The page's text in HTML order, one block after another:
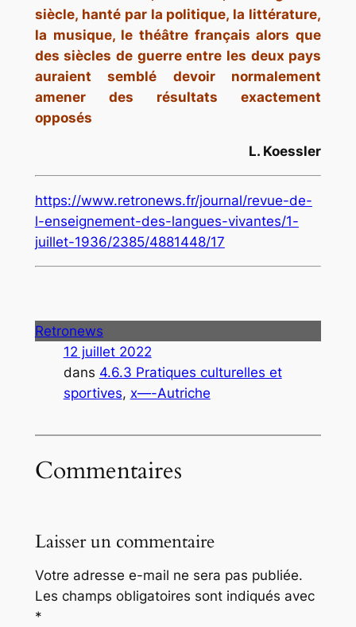
siècle, hanté par la politique, la littérature,
la musique, le théâtre français alors que
des siècles de guerre entre les deux pays
auraient semblé devoir normalement
amener des résultats exactement
opposés
L. Koessler
https://www.retronews.fr/journal/revue-de-
l-enseignement-des-langues-vivantes/1-
juillet-1936/2385/4881448/17
Retronews
12 juillet 2022
dans 4.6.3 Pratiques culturelles et
sportives, x—-Autriche
Commentaires
Laisser un commentaire
Votre adresse e-mail ne sera pas publiée.
Les champs obligatoires sont indiqués avec
*